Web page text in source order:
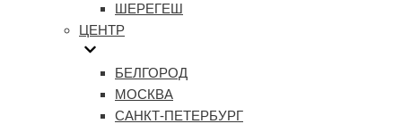
ШЕРЕГЕШ
ЦЕНТР
БЕЛГОРОД
МОСКВА
САНКТ-ПЕТЕРБУРГ